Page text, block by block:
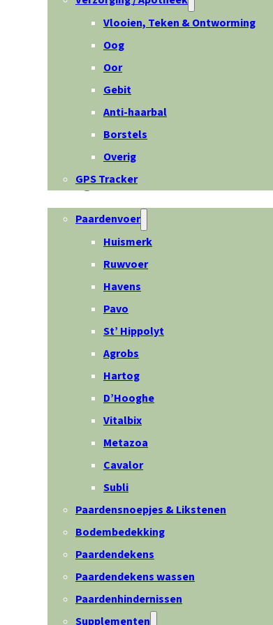
Vlooien, Teken & Ontworming
Oog
Oor
Gebit
Anti-haarbal
Borstels
Overig
GPS Tracker
Paard
Paardenvoer
Huismerk
Ruwvoer
Havens
Pavo
St’ Hippolyt
Agrobs
Hartog
D’Hooghe
Vitalbix
Metazoa
Cavalor
Subli
Paardensnoepjes & Likstenen
Bodembedekking
Paardendekens
Paardendekens wassen
Paardenhindernissen
Supplementen